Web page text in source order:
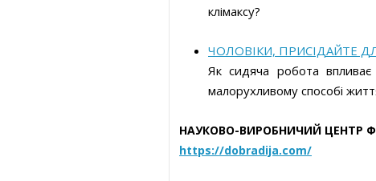
клімаксу?
ЧОЛОВІКИ, ПРИСІДАЙТЕ
Як сидяча робота впливає
малорухливому способі
НАУКОВО-ВИРОБНИЧИЙ ЦЕНТР
https://dobradija.com/